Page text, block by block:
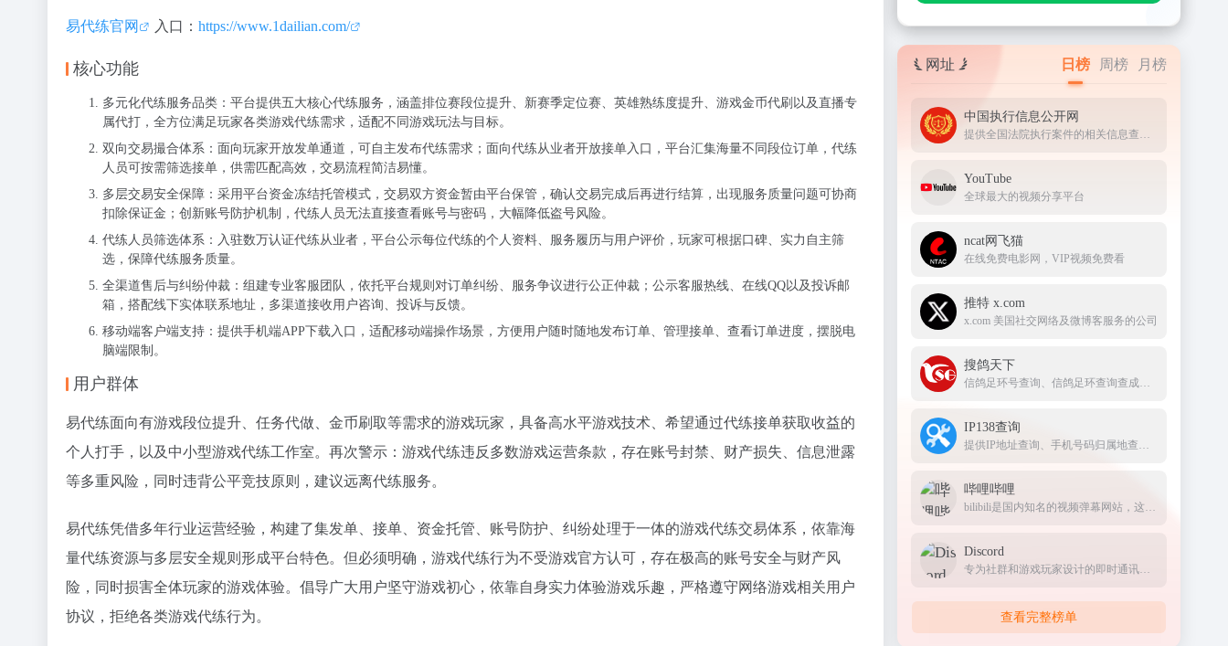
易代练官网 入口： https://www.1dailian.com/
核心功能
多元化代练服务品类：平台提供五大核心代练服务，涵盖排位赛段位提升、新赛季定位赛、英雄熟练度提升、游戏金币代刷以及直播专
属代打，全方位满足玩家各类游戏代练需求，适配不同游戏玩法与目标。
双向交易撮合体系：面向玩家开放发单通道，可自主发布代练需求；面向代练从业者开放接单入口，平台汇集海量不同段位订单，代练
人员可按需筛选接单，供需匹配高效，交易流程简洁易懂。
多层交易安全保障：采用平台资金冻结托管模式，交易双方资金暂由平台保管，确认交易完成后再进行结算，出现服务质量问题可协商
扣除保证金；创新账号防护机制，代练人员无法直接查看账号与密码，大幅降低盗号风险。
代练人员筛选体系：入驻数万认证代练从业者，平台公示每位代练的个人资料、服务履历与用户评价，玩家可根据口碑、实力自主筛
选，保障代练服务质量。
全渠道售后与纠纷仲裁：组建专业客服团队，依托平台规则对订单纠纷、服务争议进行公正仲裁；公示客服热线、在线QQ以及投诉邮
箱，搭配线下实体联系地址，多渠道接收用户咨询、投诉与反馈。
移动端客户端支持：提供手机端APP下载入口，适配移动端操作场景，方便用户随时随地发布订单、管理接单、查看订单进度，摆脱电
脑端限制。
用户群体
易代练面向有游戏段位提升、任务代做、金币刷取等需求的游戏玩家，具备高水平游戏技术、希望通过代练接单获取收益的
个人打手，以及中小型游戏代练工作室。再次警示：游戏代练违反多数游戏运营条款，存在账号封禁、财产损失、信息泄露
等多重风险，同时违背公平竞技原则，建议远离代练服务。
易代练凭借多年行业运营经验，构建了集发单、接单、资金托管、账号防护、纠纷处理于一体的游戏代练交易体系，依靠海
量代练资源与多层安全规则形成平台特色。但必须明确，游戏代练行为不受游戏官方认可，存在极高的账号安全与财产风
险，同时损害全体玩家的游戏体验。倡导广大用户坚守游戏初心，依靠自身实力体验游戏乐趣，严格遵守网络游戏相关用户
协议，拒绝各类游戏代练行为。
网址 日榜 周榜 月榜
中国执行信息公开网
提供全国法院执行案件的相关信息查询服务
YouTube
全球最大的视频分享平台
ncat网飞猫
在线免费电影网，VIP视频免费看
推特 x.com
x.com 美国社交网络及微博客服务的公司
搜鸽天下
信鸽足环号查询、信鸽足环查询查成绩、查信鸽成绩、足环、天落成绩、脚环！
IP138查询
提供IP地址查询、手机号码归属地查询、邮政编码查询及身份证号码验证等服务
哔哩哔哩
bilibili是国内知名的视频弹幕网站，这里有及时的动漫新番，活跃的ACG氛围，有创意的Up主。大家可以在这里找到许多欢乐。
Discord
专为社群和游戏玩家设计的即时通讯应用，提供文字、语音和视频聊天功能
查看完整榜单